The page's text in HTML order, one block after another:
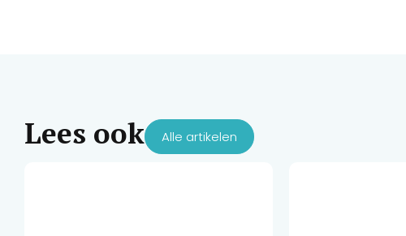
Lees ook Alle artikelen